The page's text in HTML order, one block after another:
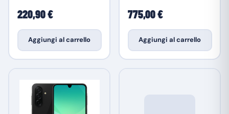
220,90 €
Aggiungi al carrello
775,00 €
Aggiungi al carrello